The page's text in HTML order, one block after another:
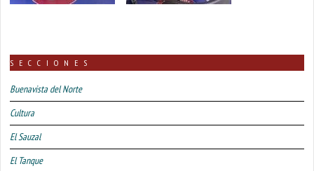
SECCIONES
Buenavista del Norte
Cultura
El Sauzal
El Tanque